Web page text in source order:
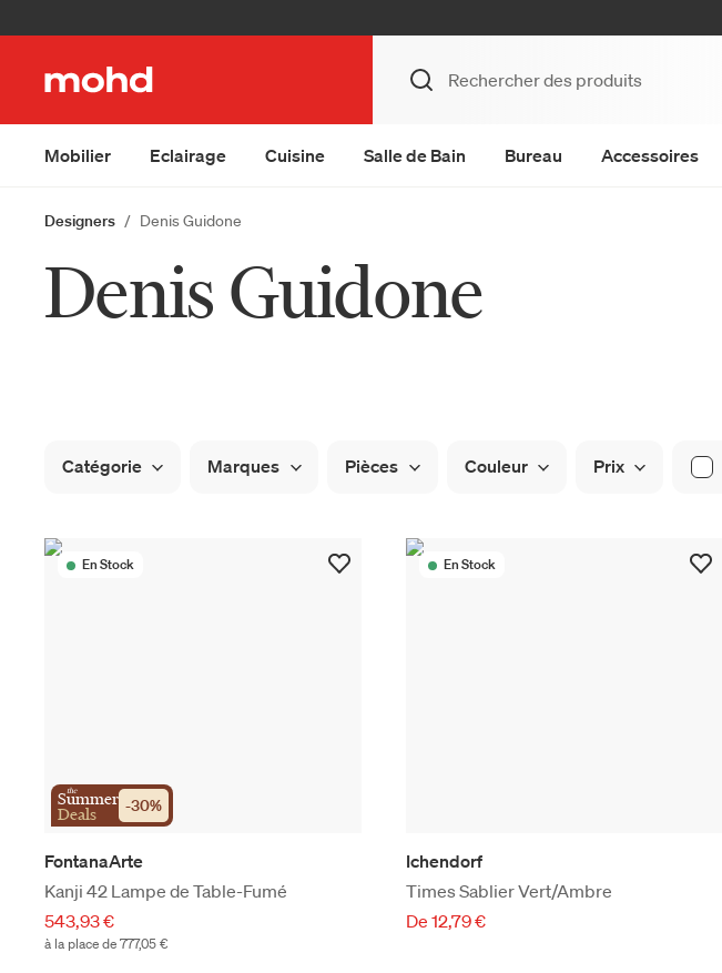
Mobilier Eclairage Cuisine Salle de Bain Bureau Accessoires
Designers Denis Guidone
Denis Guidone
Catégorie Marques Pièces Couleur Prix
En Stock
the
Summer
Deals -30%
FontanaArte
Kanji 42 Lampe de Table-Fumé
543,93 €
à la place de 777,05 €
En Stock
Ichendorf
Times Sablier Vert/Ambre
De 12,79 €